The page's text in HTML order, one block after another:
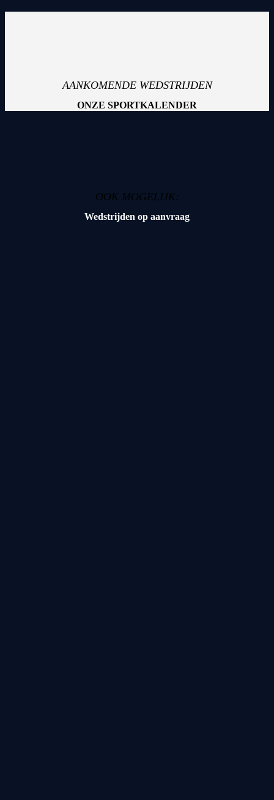
AANKOMENDE WEDSTRIJDEN
ONZE SPORTKALENDER
OOK MOGELIJK:
Wedstrijden op aanvraag